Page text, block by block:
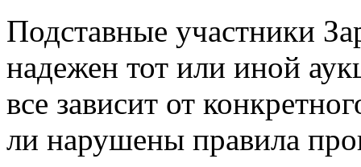
Подставные участники
надежен тот или иной
все зависит от
ли нарушены правила